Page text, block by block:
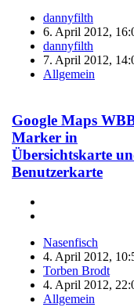
dannyfilth
6. April 2012,
dannyfilth
7. April 2012,
Allgemein
Google Maps
Marker in
Übersichtskarte
Benutzerkarte
Nasenfisch
4. April 2012,
Torben Brodt
4. April 2012,
Allgemein